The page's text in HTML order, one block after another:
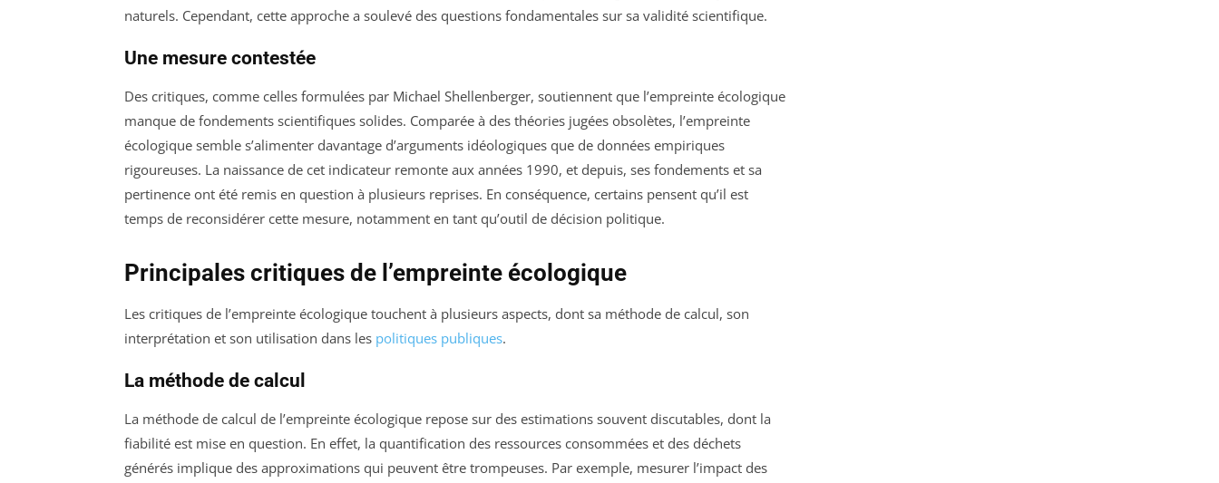
naturels. Cependant, cette approche a soulevé des questions fondamentales sur sa validité scientifique.
Une mesure contestée
Des critiques, comme celles formulées par Michael Shellenberger, soutiennent que l’empreinte écologique
manque de fondements scientifiques solides. Comparée à des théories jugées obsolètes, l’empreinte
écologique semble s’alimenter davantage d’arguments idéologiques que de données empiriques
rigoureuses. La naissance de cet indicateur remonte aux années 1990, et depuis, ses fondements et sa
pertinence ont été remis en question à plusieurs reprises. En conséquence, certains pensent qu’il est
temps de reconsidérer cette mesure, notamment en tant qu’outil de décision politique.
Principales critiques de l’empreinte écologique
Les critiques de l’empreinte écologique touchent à plusieurs aspects, dont sa méthode de calcul, son
interprétation et son utilisation dans les politiques publiques.
La méthode de calcul
La méthode de calcul de l’empreinte écologique repose sur des estimations souvent discutables, dont la
fiabilité est mise en question. En effet, la quantification des ressources consommées et des déchets
générés implique des approximations qui peuvent être trompeuses. Par exemple, mesurer l’impact des